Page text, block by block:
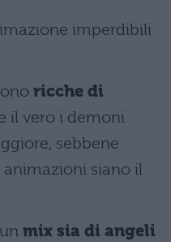
imperdibili
ricche di
il vero i demoni
sebbene
siano il
mix sia di angeli